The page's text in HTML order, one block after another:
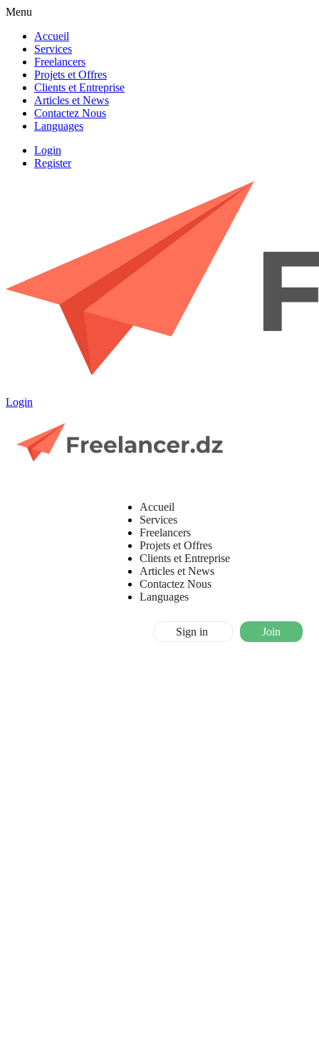
Menu
Accueil
Services
Freelancers
Projets et Offres
Clients et Entreprise
Articles et News
Contactez Nous
Languages
Login
Register
Login
Accueil
Services
Freelancers
Projets et Offres
Clients et Entreprise
Articles et News
Contactez Nous
Languages
Sign in Join